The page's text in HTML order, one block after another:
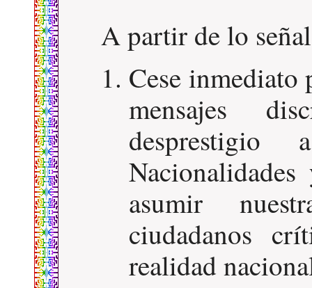
A partir de lo
Cese
mensajes
asumir
ciudadanos
realidad